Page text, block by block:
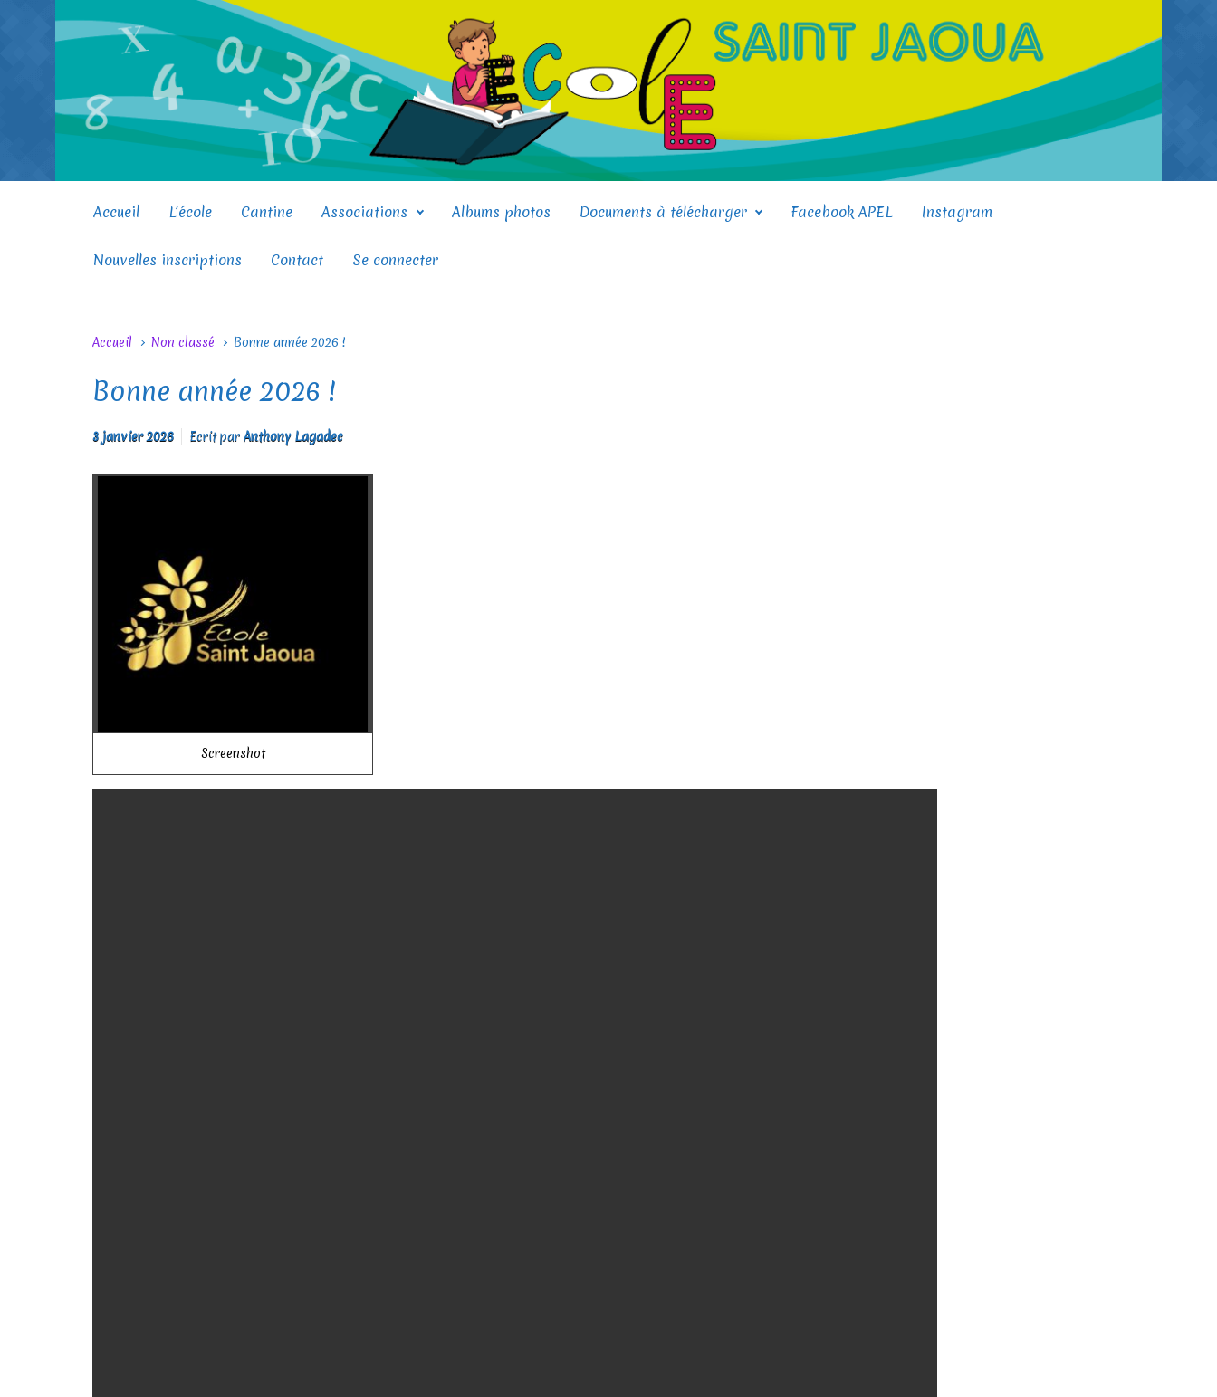
Skip to main content
Accueil L’école Cantine Associations Albums photos Documents à télécharger Facebook APEL Instagram
Nouvelles inscriptions Contact Se connecter
Accueil Non classé Bonne année 2026 !
Bonne année 2026 !
3 janvier 2026 Ecrit par Anthony Lagadec
Screenshot